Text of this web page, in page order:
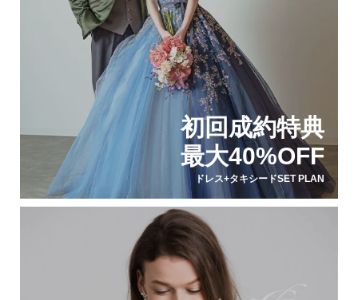
初回成約特典
最大40%OFF
ドレス+タキシードSET PLAN